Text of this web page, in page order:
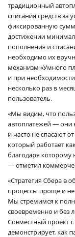
традиционный
списания средств за
фиксированную
достижении
пополнения и
необходимо их
механизм «Умного
и при
несколько раз в
пользователь.
«Мы видим, что
автоплатежей — они
и часто не спасают
который работает
благодаря которому
— отметил
«Стратегия Сбера в
процессы проще и
Мы стремимся к
своевременно и без
Совместный проект
демонстрирует, как